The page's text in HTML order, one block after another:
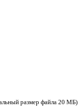
размер файла 20 МБ)